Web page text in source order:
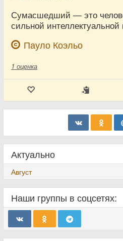
Сумасшедший — это
сильной
Пауло Коэльо
1 оценка
Актуально
Август
Наши группы в соцсетях: